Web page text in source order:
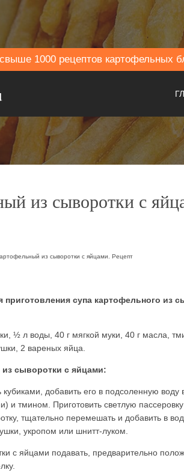
1000 рецептов картофельных
из сыворотки с
из сыворотки с яйцами. Рецепт
супа картофельного из
½ л воды, 40 г мягкой муки, 40 г масла,
2 вареных яйца.
из сыворотки с яйцами:
кубиками, добавить его в подсоленную воду
и тмином. Приготовить светлую
тщательно перемешать и добавить в
укропом или шнитт-луком.
с яйцами подавать, предварительно